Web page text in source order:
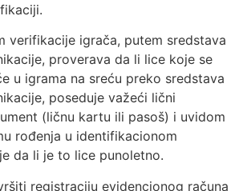
verifikacije igrača, putem sredstava
proverava da li lice koje se
u igrama na sreću preko sredstava
poseduje važeći lični
(ličnu kartu ili pasoš) i uvidom
rođenja u identifikacionom
da li je to lice punoletno.
registraciju evidencionog računa